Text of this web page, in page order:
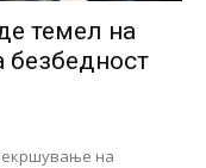
темел на
безбедност
на